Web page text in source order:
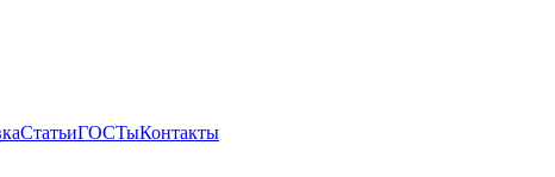
СтатьиГОСТыКонтакты